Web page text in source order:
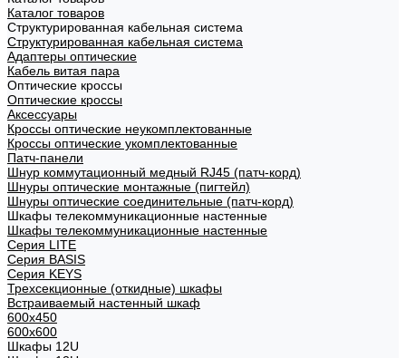
Каталог товаров
Структурированная кабельная система
Структурированная кабельная система
Адаптеры оптические
Кабель витая пара
Оптические кроссы
Оптические кроссы
Аксессуары
Кроссы оптические неукомплектованные
Кроссы оптические укомплектованные
Патч-панели
Шнур коммутационный медный RJ45 (патч-корд)
Шнуры оптические монтажные (пигтейл)
Шнуры оптические соединительные (патч-корд)
Шкафы телекоммуникационные настенные
Шкафы телекоммуникационные настенные
Cерия LITE
Cерия BASIS
Cерия KEYS
Трехсекционные (откидные) шкафы
Встраиваемый настенный шкаф
600x450
600x600
Шкафы 12U